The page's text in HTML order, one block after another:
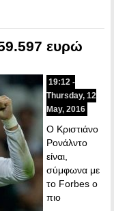
ευρώ
19:12 -
Thursday, 12
May, 2016
Ο Κριστιάνο
Ρονάλντο
είναι,
σύμφωνα με
το Forbes ο
πιο